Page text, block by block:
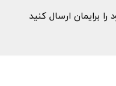
برایمان ارسال کنید